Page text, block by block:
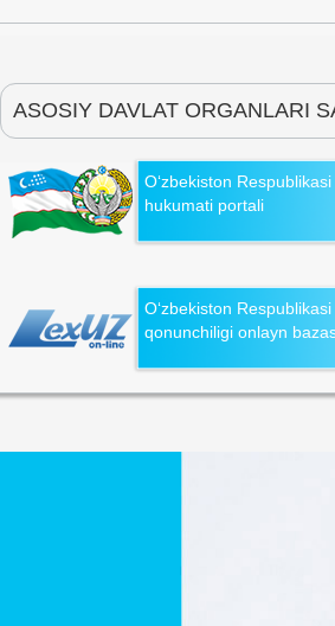
ASOSIY DAVLAT ORGANLARI
O‘zbekiston
hukumati portali
O‘zbekiston
qonunchiligi onlayn